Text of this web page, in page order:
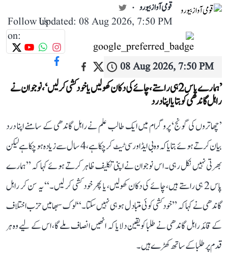
قومی آواز بیورو
Updated: 08 Aug 2026, 7:50 PM
Follow us
on:
08 Aug 2026, 7:50 PM
’ہمارے پاس 2 ہی راستے، چائے کی دکان کھولیں یا خودکشی کر لیں‘، نوجوان نے
راہل گاندھی کو بتایا اپنا درد
’چھاتروں کی گونج‘ پروگرام میں ایک طالب علم نے راہل گاندھی کے سامنے اپنا درد
بیان کرتے ہوئے بتایا کہ وہ بی ایڈ اور سی ٹیٹ کر چکا ہے، 4 سال سے زیادہ ہو چکا ہے لیکن
بھرتی نہیں نکل رہی۔ اس نوجوان نے اپنی تکلیف ظاہر کرتے ہوئے کہا کہ ’’ہمارے
پاس 2 ہی راستے ہیں، چائے کی دکان کھولیں، یا پھر خود کشی کر لیں۔‘‘ یہ سن کر راہل
گاندھی نے کہا کہ ’’خودکشی کوئی متبادل ہو ہی نہیں سکتا۔‘‘ لوک سبھا میں حزب اختلاف
کے قائد راہل گاندھی نے طلبا کو یقین دلایا کہ انھیں انصاف ملے گا، اس کے لیے وہ ہر
قدم پر طلبا کے ساتھ کھڑے ہیں۔